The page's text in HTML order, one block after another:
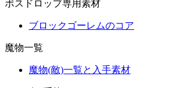
ボスドロップ専用素材
ブロックゴーレムのコア
魔物一覧
魔物(敵)一覧と入手素材